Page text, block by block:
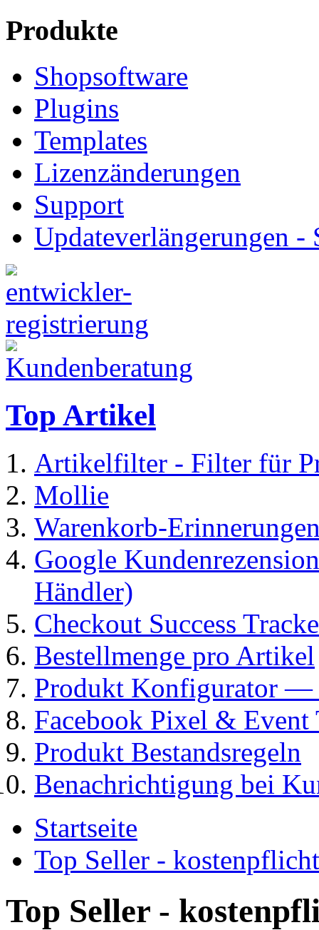
Produkte
Shopsoftware
Plugins
Templates
Lizenzänderungen
Support
Updateverlängerungen -
Top Artikel
Artikelfilter - Filter für
Mollie
Warenkorb-
Google
Händler)
Checkout Success
Bestellmenge pro Artikel
Produkt Konfigurator —
Facebook Pixel & Event
Produkt Bestandsregeln
Benachrichtigung bei
Startseite
Top Seller -
Top Seller -